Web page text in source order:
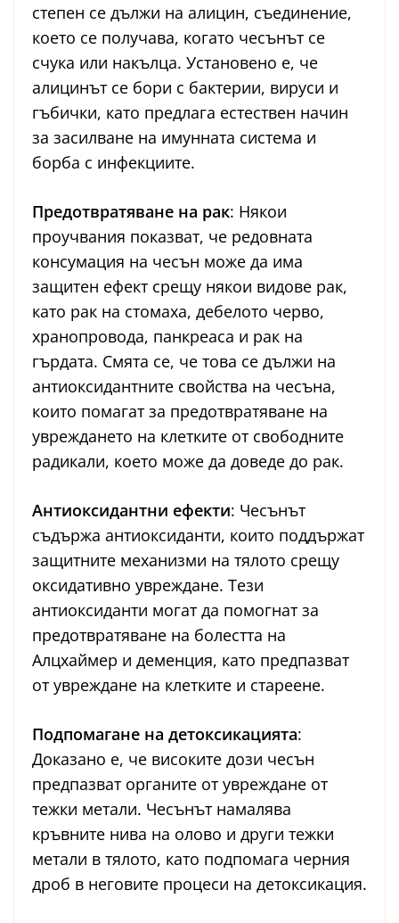
степен се дължи на алицин, съединение,
което се получава, когато чесънът се
счука или накълца. Установено е, че
алицинът се бори с бактерии, вируси и
гъбички, като предлага естествен начин
за засилване на имунната система и
борба с инфекциите.
Предотвратяване на рак: Някои
проучвания показват, че редовната
консумация на чесън може да има
защитен ефект срещу някои видове рак,
като рак на стомаха, дебелото черво,
хранопровода, панкреаса и рак на
гърдата. Смята се, че това се дължи на
антиоксидантните свойства на чесъна,
които помагат за предотвратяване на
увреждането на клетките от свободните
радикали, което може да доведе до рак.
Антиоксидантни ефекти: Чесънът
съдържа антиоксиданти, които поддържат
защитните механизми на тялото срещу
оксидативно увреждане. Тези
антиоксиданти могат да помогнат за
предотвратяване на болестта на
Алцхаймер и деменция, като предпазват
от увреждане на клетките и стареене.
Подпомагане на детоксикацията:
Доказано е, че високите дози чесън
предпазват органите от увреждане от
тежки метали. Чесънът намалява
кръвните нива на олово и други тежки
метали в тялото, като подпомага черния
дроб в неговите процеси на детоксикация.